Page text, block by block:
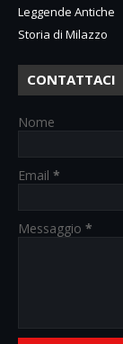
Leggende Antiche
Storia di Milazzo
CONTATTACI
Nome
Email *
Messaggio *